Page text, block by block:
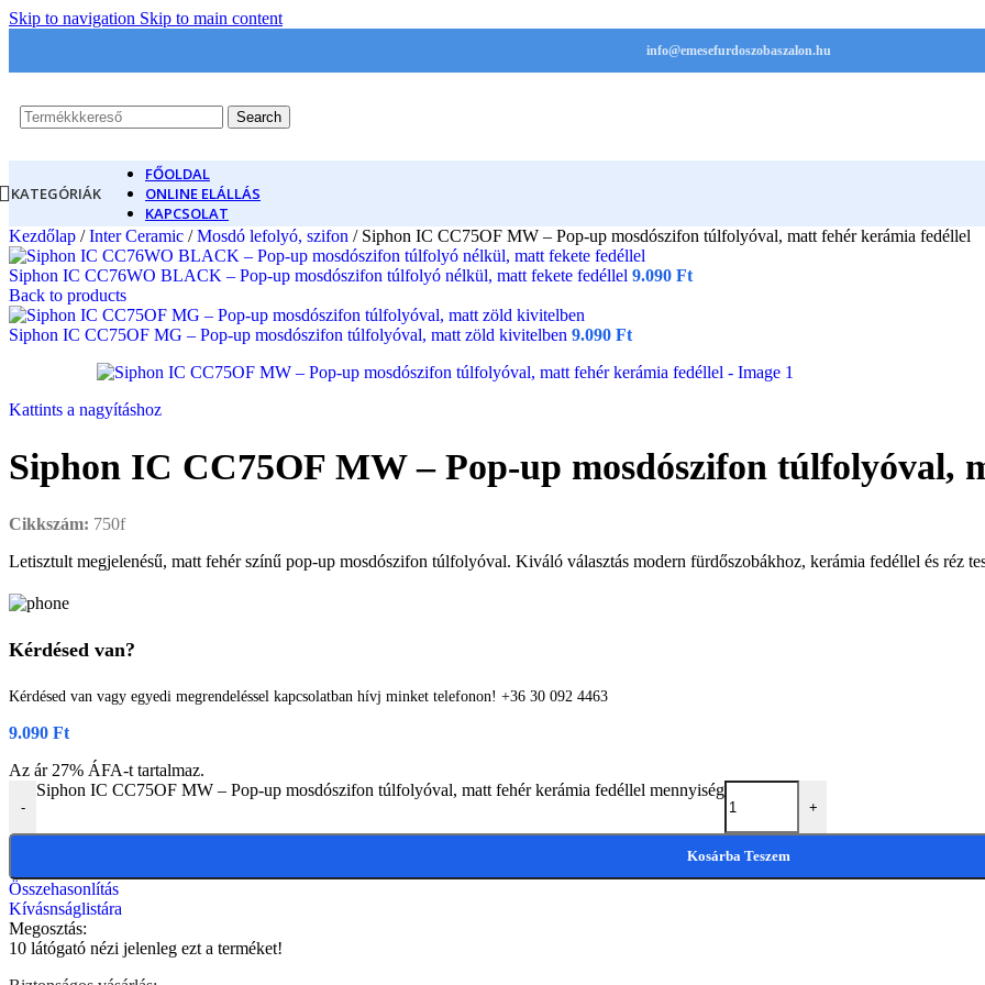
Skip to navigation Skip to main content
info@emesefurdoszobaszalon.hu
Search
KATEGÓRIÁK
FŐOLDAL
ONLINE ELÁLLÁS
KAPCSOLAT
Kezdőlap / Inter Ceramic / Mosdó lefolyó, szifon / Siphon IC CC75OF MW – Pop-up mosdószifon túlfolyóval, matt fehér kerámia fedéllel
Siphon IC CC76WO BLACK – Pop-up mosdószifon túlfolyó nélkül, matt fekete fedéllel 9.090 Ft
Back to products
Siphon IC CC75OF MG – Pop-up mosdószifon túlfolyóval, matt zöld kivitelben 9.090 Ft
Kattints a nagyításhoz
Siphon IC CC75OF MW – Pop-up mosdószifon túlfolyóval,
Cikkszám: 750f
Letisztult megjelenésű, matt fehér színű pop-up mosdószifon túlfolyóval. Kiváló választás modern fürdőszobákhoz, kerámia fedéllel és réz
Kérdésed van?
Kérdésed van vagy egyedi megrendeléssel kapcsolatban hívj minket telefonon! +36 30 092 4463
9.090 Ft
Az ár 27% ÁFA-t tartalmaz.
-
Siphon IC CC75OF MW – Pop-up mosdószifon túlfolyóval, matt fehér kerámia fedéllel mennyiség
+
Kosárba Teszem
Összehasonlítás
Kívásnságlistára
Megosztás:
10 látógató nézi jelenleg ezt a terméket!